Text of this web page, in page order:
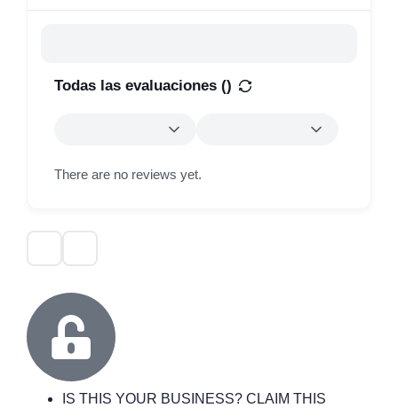
Todas las evaluaciones ()
There are no reviews yet.
IS THIS YOUR BUSINESS? CLAIM THIS